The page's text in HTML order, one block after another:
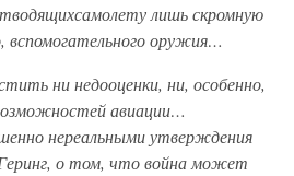
лишь скромную
вспомогательного оружия…
ни недооценки, ни, особенно,
авиации…
нереальными утверждения
о том, что война может